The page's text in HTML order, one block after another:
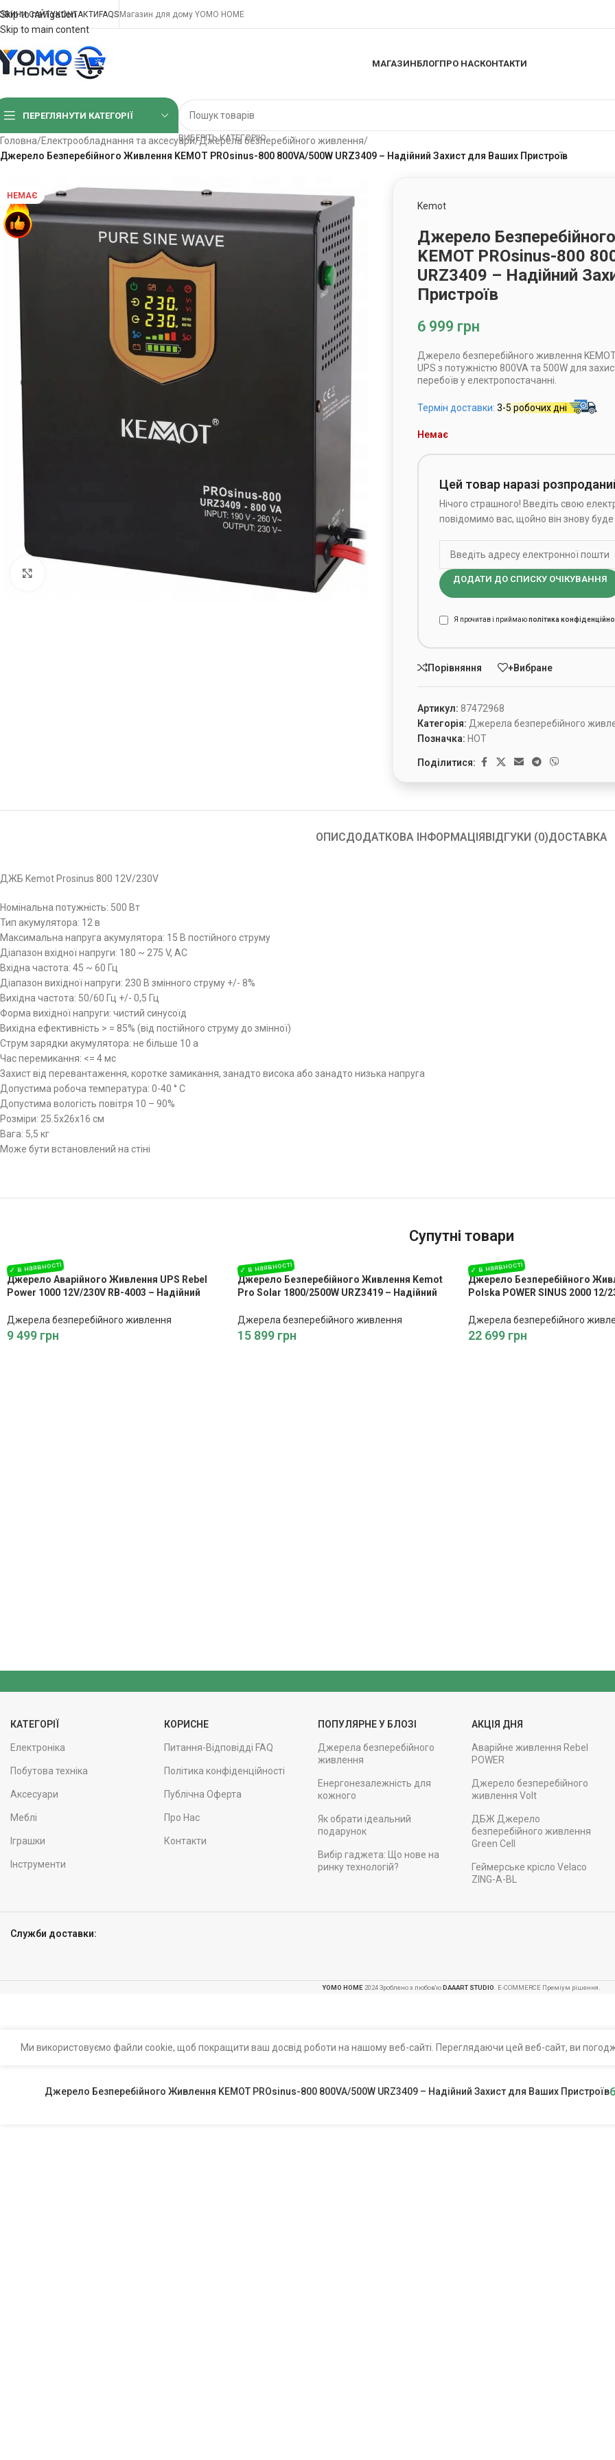
Skip to navigation
Skip to main content
САЙТУКОНТАКТИFAQSМагазин для дому YOMO HOME
МАГАЗИНБЛОГПРО НАСКОНТАКТИ
ПЕРЕГЛЯНУТИ КАТЕГОРІЇ
ВИБЕРІТЬ КАТЕГОРІЮ
Головна/Електрообладнання та аксесуари/Джерела безперебійного живлення/
Джерело Безперебійного Живлення KEMOT PROsinus-800 800VA/500W URZ3409 – Надійний Захист для Ваших Пристроїв
НЕМАЄ
Клацніть, щоб збільшити
Kemot
Джерело
KEMOT PROsinus-800
URZ3409 – Надійний
Пристроїв
6 999 грн
Джерело безперебійного живлення
UPS з потужністю 800VA та 500W для
перебоїв у електропостачанні.
Термін доставки:3-5 робочих дні
Немає
Цей товар наразі
Нічого страшного! Введіть свою
повідомимо вас, щойно він знову буде
ДОДАТИ ДО СПИСКУ ОЧІКУВАННЯ
Я прочитав і приймаюполітика
Порівняння +Вибране
Артикул: 87472968
Категорія: Джерела безперебійного
Позначка: HOT
Поділитися:
ОПИСДОДАТКОВА ІНФОРМАЦІЯВІДГУКИ (0)ДОСТАВКА
ДЖБ Kemot Prosinus 800 12V/230V
Номінальна потужність: 500 Вт
Тип акумулятора: 12 в
Максимальна напруга акумулятора: 15 В постійного струму
Діапазон вхідної напруги: 180 ~ 275 V, AC
Вхідна частота: 45 ~ 60 Гц
Діапазон вихідної напруги: 230 В змінного струму +/- 8%
Вихідна частота: 50/60 Гц +/- 0,5 Гц
Форма вихідної напруги: чистий синусоїд
Вихідна eфективність > = 85% (від постійного струму до змінної)
Струм зарядки акумулятора: не більше 10 a
Час перемикання: <= 4 мс
Захист від перевантаження, коротке замикання, занадто висока або занадто низька напруга
Допустима робоча температура: 0-40 ° C
Допустима вологість повітря 10 – 90%
Розміри: 25.5x26x16 см
Вага: 5,5 кг
Може бути встановлений на стіні
Супутні товари
Джерело Аварійного Живлення UPS Rebel
Power 1000 12V/230V RB-4003 – Надійний
Джерела безперебійного живлення
9 499 грн
Джерело Безперебійного Живлення Kemot
Pro Solar 1800/2500W URZ3419 – Надійний
Джерела безперебійного живлення
15 899 грн
Джерело Безперебійного
Polska POWER SINUS 2000 12/
Джерела безперебійного
22 699 грн
КАТЕГОРІЇ
Електроніка
Побутова техніка
Аксесуари
Меблі
Іграшки
Інструменти
КОРИСНЕ
Питання-Відповідді FAQ
Політика конфіденційності
Публічна Оферта
Про Нас
Контакти
ПОПУЛЯРНЕ У БЛОЗІ
Джерела безперебійного
живлення
Енергонезалежність для
кожного
Як обрати ідеальний
подарунок
Вибір гаджета: Що нове на
ринку технологій?
АКЦІЯ ДНЯ
Аварійне живлення Rebel
POWER
Джерело безперебійного
живлення Volt
ДБЖ Джерело
безперебійного живлення
Green Cell
Геймерське крісло Velaco
ZING-A-BL
Служби доставки:
YOMO HOME 2024 Зроблено з любов'юDAAART STUDIO . E-COMMERCE Преміум рішення.
Ми використовуємо файли cookie, щоб покращити ваш досвід роботи на нашому веб-сайті. Переглядаючи цей веб-сайт, ви
Джерело Безперебійного Живлення KEMOT PROsinus-800 800VA/500W URZ3409 – Надійний Захист для Ваших Пристроїв